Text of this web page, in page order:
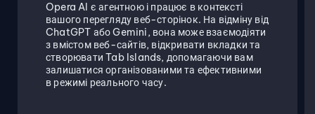
Opera AI є агентною і працює в контексті
вашого перегляду веб-сторінок. На відміну від
ChatGPT або Gemini, вона може взаємодіяти
з вмістом веб-сайтів, відкривати вкладки та
створювати Tab Islands, допомагаючи вам
залишатися організованими та ефективними
в режимі реального часу.